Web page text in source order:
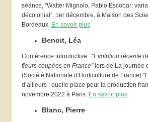
séance, "Walter Mignolo, Pablo Escobar:
décolonial". 1er décembre, à Maison des
Bordeaux. En savoir plus
Benoit, Léa
Conférence introductive : "Evolution récente
fleurs coupées en France"lors de La journée
(Société Nationale d'Horticulture de France)
d’ailleurs : quelle place pour la production
novembre 2022 à Paris. En savoir plus
Blanc, Pierre